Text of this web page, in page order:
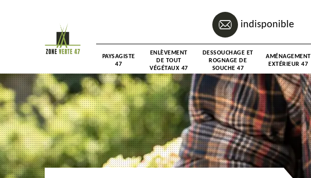
indisponible
PAYSAGISTE
47
ENLÈVEMENT
DE TOUT
VÉGÉTAUX 47
DESSOUCHAGE ET
ROGNAGE DE
SOUCHE 47
AMÉNAGEMENT
EXTÉRIEUR 47